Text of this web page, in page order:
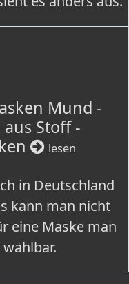
Mund -
Stoff -
lesen
in Deutschland
kann man nicht
eine Maske man